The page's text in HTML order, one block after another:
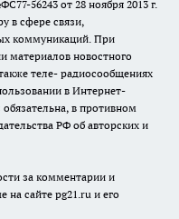
56243 от 28 ноября 2013 г.
в сфере связи,
коммуникаций. При
материалов новостного
теле- радиосообщениях
в Интернет-
в противном
РФ об авторских и
за комментарии и
сайте pg21.ru и его